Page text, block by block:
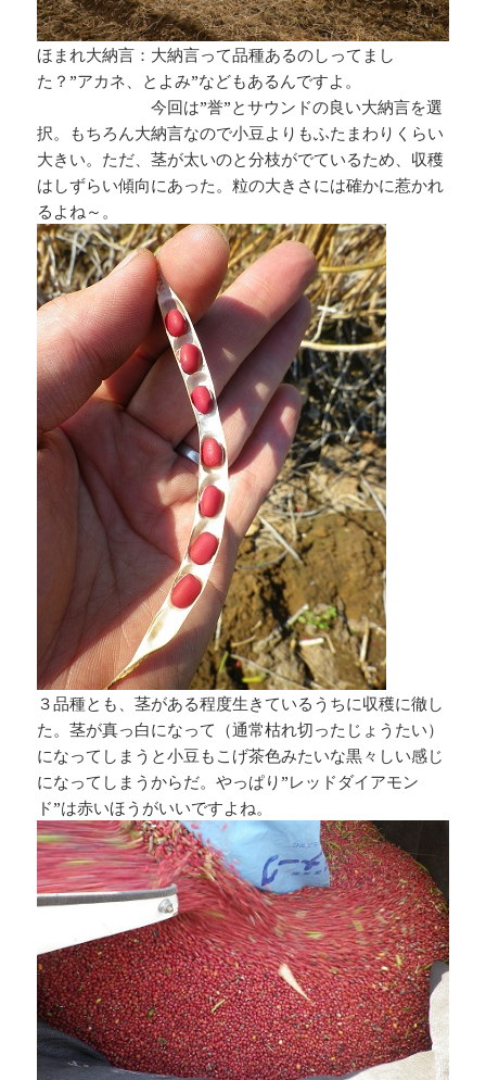
ほまれ大納言：大納言って品種あるのしってまし
た？”アカネ、とよみ”などもあるんですよ。
今回は”誉”とサウンドの良い大納言を選
択。もちろん大納言なので小豆よりもふたまわりくらい
大きい。ただ、茎が太いのと分枝がでているため、収穫
はしずらい傾向にあった。粒の大きさには確かに惹かれ
るよね～。
３品種とも、茎がある程度生きているうちに収穫に徹し
た。茎が真っ白になって（通常枯れ切ったじょうたい）
になってしまうと小豆もこげ茶色みたいな黒々しい感じ
になってしまうからだ。やっぱり”レッドダイアモン
ド”は赤いほうがいいですよね。